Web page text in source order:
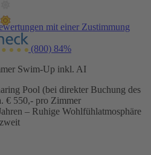
mit einer Zustimmung
(800) 84%
Swim-Up inkl. AI
Pool (bei direkter Buchung des
€ 550,- pro Zimmer
– Ruhige Wohlfühlatmosphäre